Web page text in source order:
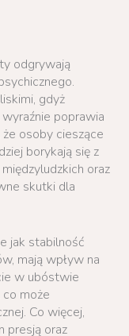
odgrywają
gdyż
poprawia
osoby cieszące
borykają się z
oraz
skutki dla
jak stabilność
mają wpływ na
w ubóstwie
może
Co więcej,
presją oraz